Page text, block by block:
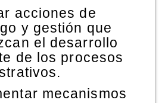
acciones de
y gestión que
el desarrollo
de los procesos
mecanismos